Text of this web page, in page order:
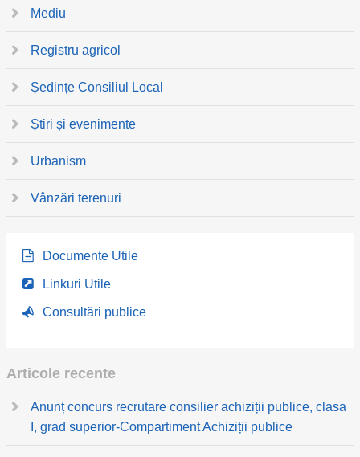
Mediu
Registru agricol
Ședințe Consiliul Local
Știri și evenimente
Urbanism
Vânzări terenuri
Documente Utile
Linkuri Utile
Consultări publice
Articole recente
Anunț concurs recrutare consilier achiziții publice, clasa
I, grad superior-Compartiment Achiziții publice